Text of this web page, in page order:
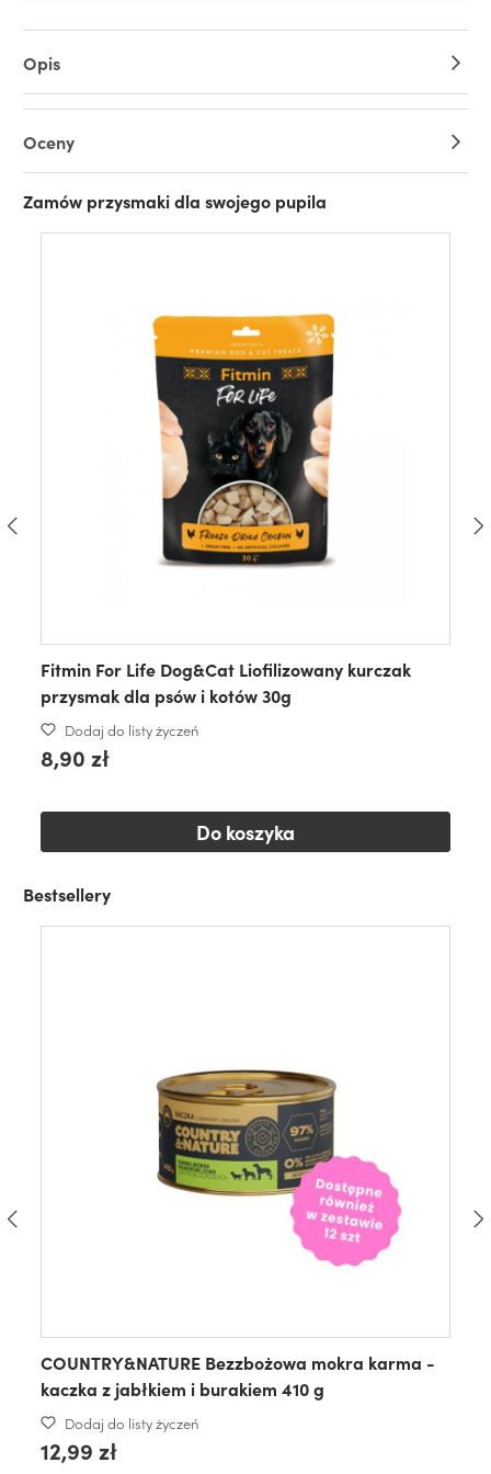
Opis
Oceny
Zamów przysmaki dla swojego pupila
Fitmin For Life Dog&Cat Liofilizowany kurczak
przysmak dla psów i kotów 30g
Dodaj do listy życzeń
8,90 zł
Do koszyka
Bestsellery
COUNTRY&NATURE Bezzbożowa mokra karma -
kaczka z jabłkiem i burakiem 410 g
Dodaj do listy życzeń
12,99 zł